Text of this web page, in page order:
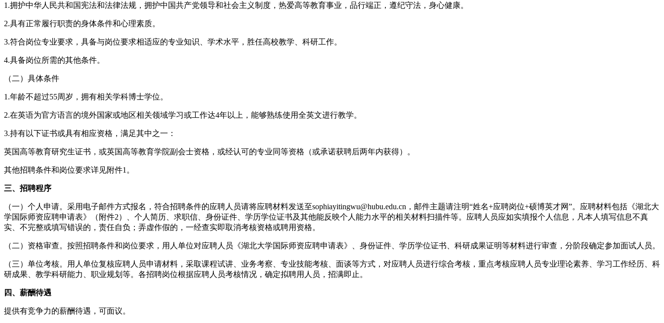
1.拥护中华人民共和国宪法和法律法规，拥护中国共产党领导和社会主义制度，热爱高等教育事业，品行端正，遵纪守法，身心健康。
2.具有正常履行职责的身体条件和心理素质。
3.符合岗位专业要求，具备与岗位要求相适应的专业知识、学术水平，胜任高校教学、科研工作。
4.具备岗位所需的其他条件。
（二）具体条件
1.年龄不超过55周岁，拥有相关学科博士学位。
2.在英语为官方语言的境外国家或地区相关领域学习或工作达4年以上，能够熟练使用全英文进行教学。
3.持有以下证书或具有相应资格，满足其中之一：
英国高等教育研究生证书，或英国高等教育学院副会士资格，或经认可的专业同等资格（或承诺获聘后两年内获得）。
其他招聘条件和岗位要求详见附件1。
三、招聘程序
（一）个人申请。采用电子邮件方式报名，符合招聘条件的应聘人员请将应聘材料发送至sophiayitingwu@hubu.edu.cn，邮件主题请注明“姓名+应聘岗位+硕博英才网”。应聘材料包括《湖北大
学国际师资应聘申请表》（附件2）、个人简历、求职信、身份证件、学历学位证书及其他能反映个人能力水平的相关材料扫描件等。应聘人员应如实填报个人信息，凡本人填写信息不真
实、不完整或填写错误的，责任自负；弄虚作假的，一经查实即取消考核资格或聘用资格。
（二）资格审查。按照招聘条件和岗位要求，用人单位对应聘人员《湖北大学国际师资应聘申请表》、身份证件、学历学位证书、科研成果证明等材料进行审查，分阶段确定参加面试人员。
（三）单位考核。用人单位复核应聘人员申请材料，采取课程试讲、业务考察、专业技能考核、面谈等方式，对应聘人员进行综合考核，重点考核应聘人员专业理论素养、学习工作经历、科
研成果、教学科研能力、职业规划等。各招聘岗位根据应聘人员考核情况，确定拟聘用人员，招满即止。
四、薪酬待遇
提供有竞争力的薪酬待遇，可面议。